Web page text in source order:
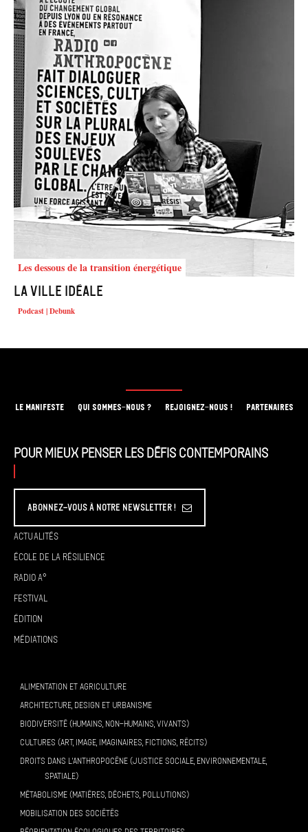
Les dessous de la transition énergétique
La ville idéale
Podcast | Debunk
LE MANIFESTE QUI SOMMES-NOUS ? REJOIGNEZ-NOUS ! PARTENAIRES
Pour mieux penser les défis contemporains
Abonnez-vous à Notre Newsletter !
Actualités
École de la résilience
Radio A°
Festival
Édition
Médiations
ALIMENTATION ET AGRICULTURE
ARCHITECTURE, DESIGN ET URBANISME
BIODIVERSITÉ (HUMAINS, NON-HUMAINS, VIVANTS)
CULTURES (ART, IMAGE, IMAGINAIRES, FICTIONS, RÉCITS)
DROITS DANS L’ANTHROPOCÈNE (JUSTICE SOCIALE, ENVIRONNEMENTALE,
SPATIALE)
MÉTABOLISME (MATIÈRES, DÉCHETS, POLLUTIONS)
MOBILISATION DES SOCIÉTÉS